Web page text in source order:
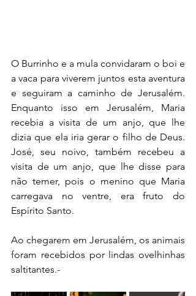
O Burrinho e a mula convidaram o boi e
a vaca para viverem juntos esta aventura
e seguiram a caminho de Jerusalém.
Enquanto isso em Jerusalém, Maria
recebia a visita de um anjo, que lhe
dizia que ela iria gerar o filho de Deus.
José, seu noivo, também recebeu a
visita de um anjo, que lhe disse para
não temer, pois o menino que Maria
carregava no ventre, era fruto do
Espírito Santo.
Ao chegarem em Jerusalém, os animais
foram recebidos por lindas ovelhinhas
saltitantes.-